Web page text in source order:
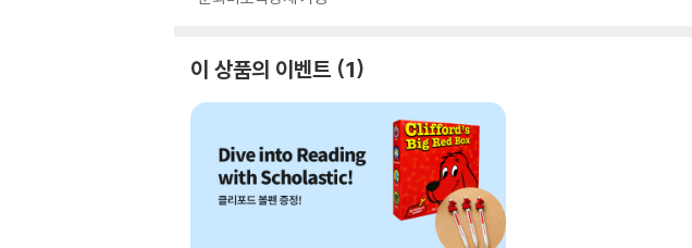
이 상품의 이벤트 1